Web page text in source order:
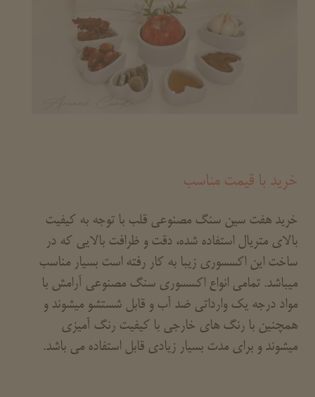
خرید با قیمت مناسب
خرید هفت سین سنگ مصنوعی قلب با توجه به کیفیت
بالای متریال استفاده شده، دقت و ظرافت بالایی که در
ساخت این اکسسوری زیبا به کار رفته است بسیار مناسب
میباشد. تمامی انواع اکسسوری سنگ مصنوعی آرامش با
مواد درجه یک وارداتی ضد آب و قابل شستشو میشوند و
همچنین با رنگ های خارجی با کیفیت رنگ آمیزی
میشوند و برای مدت بسیار زیادی قابل استفاده می باشد.